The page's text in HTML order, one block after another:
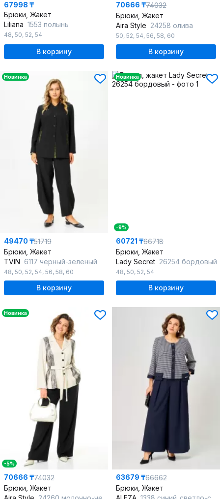
67998 ₸
Брюки, Жакет
Liliana 1553 полынь
48, 50, 52, 54
В корзину
70666 ₸74032
Брюки, Жакет
Aira Style 24258 олива
50, 52, 54, 56, 58, 60
В корзину
Новинка
49470 ₸51719
Брюки, Жакет
TVIN 6117 черный-зеленый
48, 50, 52, 54, 56, 58, 60
В корзину
Новинка
-9%
60721 ₸66718
Брюки, Жакет
Lady Secret 26254 бордовый
48, 50, 52, 54
В корзину
Новинка
-5%
70666 ₸74032
Брюки, Жакет
63679 ₸66662
Брюки, Жакет